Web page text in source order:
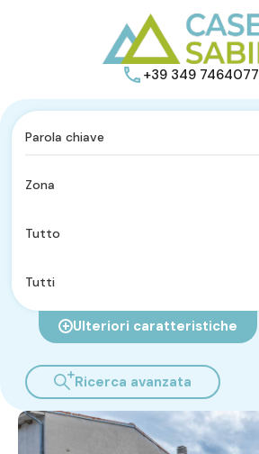
+39 349 7464077
Zona
Tutto
Tutti
Ulteriori caratteristiche
Ricerca avanzata